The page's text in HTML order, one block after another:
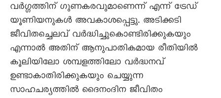
വർഗ്ഗത്തിന് ഗുണകരവുമാണെന്ന് എന്ന് ട്രേഡ്
യൂണിയനുകൾ അവകാശപ്പെട്ടു. അടിക്കടി
ജീവിതച്ചെലവ് വർദ്ധിച്ചുകൊണ്ടിരിക്കുകയും
എന്നാൽ അതിന് ആനുപാതികമായ രീതിയിൽ
കൂലിയിലോ ശമ്പളത്തിലോ വർദ്ധനവ്
ഉണ്ടാകാതിരിക്കുകയും ചെയ്യുന്ന
സാഹചര്യത്തിൽ ദൈനംദിന ജീവിതം